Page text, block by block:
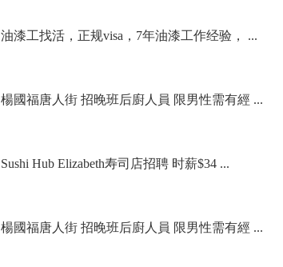
油漆工找活，正规visa，7年油漆工作经验， ...
楊國福唐人街 招晚班后廚人員 限男性需有經 ...
Sushi Hub Elizabeth寿司店招聘 时薪$34 ...
楊國福唐人街 招晚班后廚人員 限男性需有經 ...